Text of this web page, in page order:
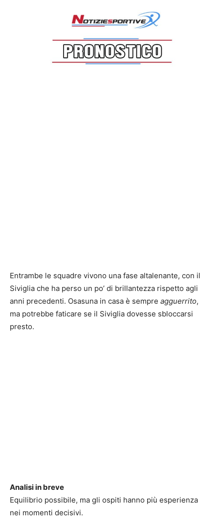
Entrambe le squadre vivono una fase altalenante, con il
Siviglia che ha perso un po’ di brillantezza rispetto agli
anni precedenti. Osasuna in casa è sempre agguerrito,
ma potrebbe faticare se il Siviglia dovesse sbloccarsi
presto.
Analisi in breve
Equilibrio possibile, ma gli ospiti hanno più esperienza
nei momenti decisivi.